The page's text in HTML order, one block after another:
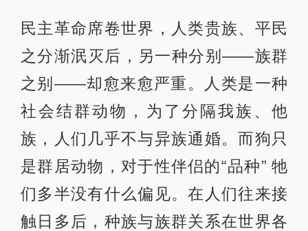
民主革命席卷世界，人类贵族、平民
之分渐泯灭后，另一种分别――族群
之别――却愈来愈严重。人类是一种
社会结群动物，为了分隔我族、他
族，人们几乎不与异族通婚。而狗只
是群居动物，对于性伴侣的“品种” 牠
们多半没有什么偏见。在人们往来接
触日多后，种族与族群关系在世界各